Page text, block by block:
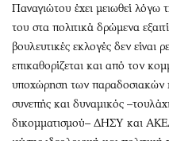
Παναγιώτου έχει μειωθεί λόγω
του στα πολιτικά δρώμενα
βουλευτικές εκλογές δεν
επικαθορίζεται και από τον
υποχώρηση των παραδοσιακών
συνεπής και δυναμικός
δικομματισμού– ΔΗΣΥ και